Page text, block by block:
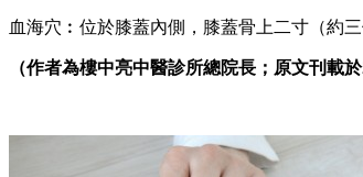
血海穴︰位於膝蓋內側，膝蓋骨上二寸（約
（作者為樓中亮中醫診所總院長；原文刊載